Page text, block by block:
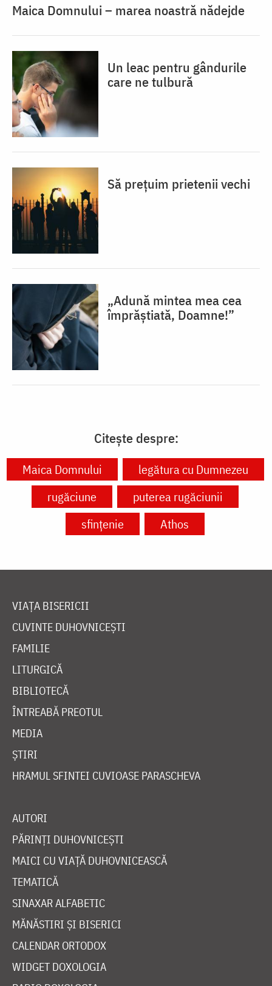
Maica Domnului – marea noastră nădejde
Un leac pentru gândurile
care ne tulbură
Să prețuim prietenii vechi
„Adună mintea mea cea
împrăștiată, Doamne!”
Citește despre:
Maica Domnului
legătura cu Dumnezeu
rugăciune
puterea rugăciunii
sfințenie
Athos
VIAȚA BISERICII
CUVINTE DUHOVNICEȘTI
FAMILIE
LITURGICĂ
BIBLIOTECĂ
ÎNTREABĂ PREOTUL
MEDIA
ȘTIRI
HRAMUL SFINTEI CUVIOASE PARASCHEVA
AUTORI
PĂRINȚI DUHOVNICEȘTI
MAICI CU VIAȚĂ DUHOVNICEASCĂ
TEMATICĂ
SINAXAR ALFABETIC
MĂNĂSTIRI ȘI BISERICI
CALENDAR ORTODOX
WIDGET DOXOLOGIA